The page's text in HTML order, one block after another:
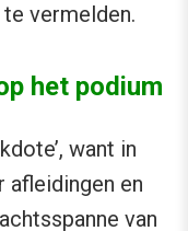
vermelden.
het podium
want in
en
van